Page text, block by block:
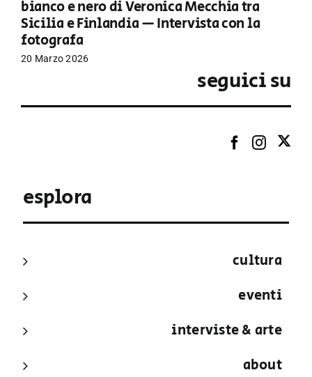
bianco e nero di Veronica Mecchia tra
Sicilia e Finlandia — Intervista con la
fotografa
20 Marzo 2026
seguici su
esplora
cultura
eventi
interviste & arte
about